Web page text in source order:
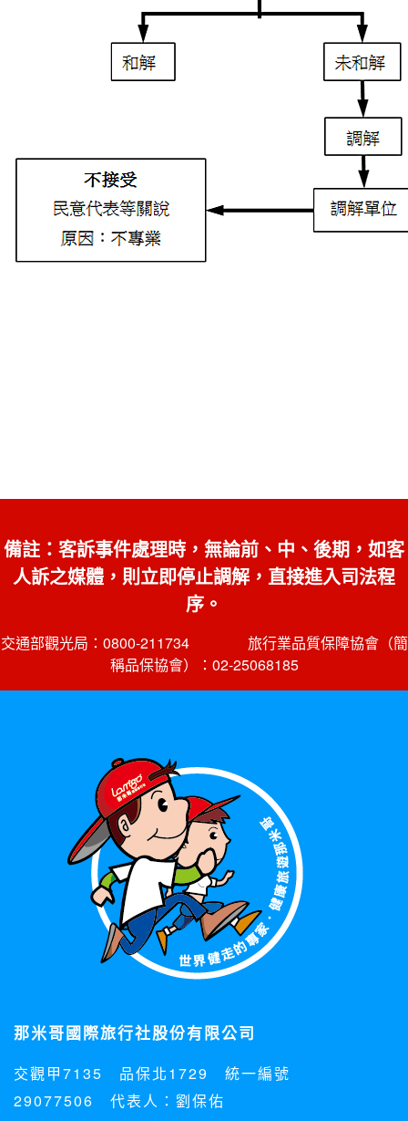
備註：客訴事件處理時，無論前、中、後期，如客
人訴之媒體，則立即停止調解，直接進入司法程
序。
交通部觀光局：0800-211734 旅行業品質保障協會（簡
稱品保協會）：02-25068185
那米哥國際旅行社股份有限公司
交觀甲7135 品保北1729 統一編號
29077506 代表人：劉保佑